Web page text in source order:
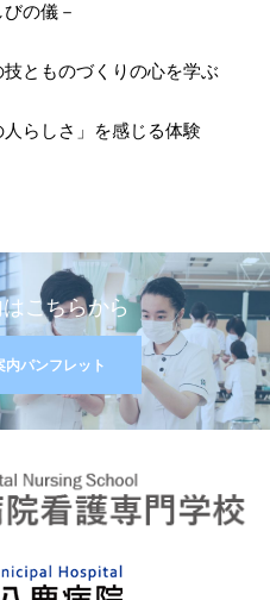
の儀－
技とものづくりの心を学ぶ
人らしさ」を感じる体験
こちらから
内パンフレット